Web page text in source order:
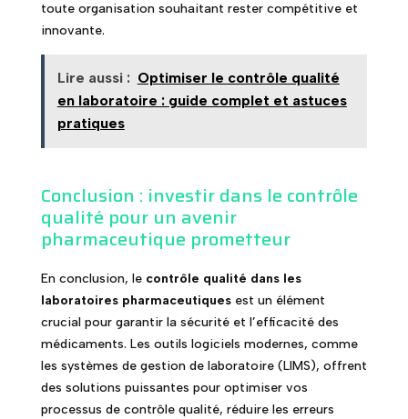
toute organisation souhaitant rester compétitive et
innovante.
Lire aussi : Optimiser le contrôle qualité
en laboratoire : guide complet et astuces
pratiques
Conclusion : investir dans le contrôle
qualité pour un avenir
pharmaceutique prometteur
En conclusion, le contrôle qualité dans les
laboratoires pharmaceutiquesest un élément
crucial pour garantir la sécurité et l’efficacité des
médicaments. Les outils logiciels modernes, comme
les systèmes de gestion de laboratoire (LIMS), offrent
des solutions puissantes pour optimiser vos
processus de contrôle qualité, réduire les erreurs